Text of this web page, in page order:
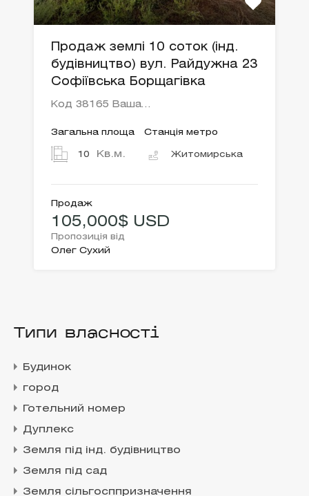
Продаж землі 10 соток (інд.
будівництво) вул. Райдужна 23
Софіївська Борщагівка
Код 38165 Ваша…
Загальна площа
10 Кв.м.
Станція метро
Житомирська
Продаж
105,000$ USD
Пропозиція від
Олег Сухий
Типи власності
Будинок
город
Готельний номер
Дуплекс
Земля під інд. будівництво
Земля під сад
Земля сільгосппризначення